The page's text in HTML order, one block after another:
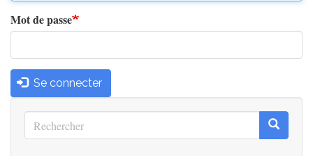
Mot de passe
Se connecter
Rechercher
Rechercher